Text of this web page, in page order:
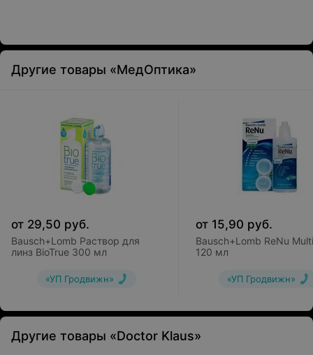
Другие товары «МедОптика»
от 29,50 руб.
Bausch+Lomb Раствор для
линз BioTrue 300 мл
«УП Гродвижн»
от 15,90 руб.
Bausch+Lomb ReNu
120 мл
«УП Гродвижн»
Другие товары «Doctor Klaus»